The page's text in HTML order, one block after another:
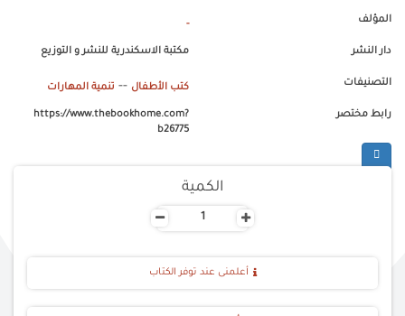
المؤلف -
دار النشر مكتبة الاسكندرية للنشر و التوزيع
التصنيفات كتب الأطفال -- تنمية المهارات
رابط مختصر
https://www.thebookhome.com?
b26775
الكمية
- +
أعلمنى عند توفر الكتاب